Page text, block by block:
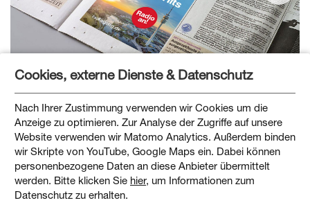
Zurück
Weitere Projekte
Cookies, externe Dienste & Datenschutz
Nach Ihrer Zustimmung verwenden wir Cookies um die
Anzeige zu optimieren. Zur Analyse der Zugriffe auf unsere
Website verwenden wir Matomo Analytics. Außerdem binden
wir Skripte von YouTube, Google Maps ein. Dabei können
personenbezogene Daten an diese Anbieter übermittelt
werden. Bitte klicken Sie hier, um Informationen zum
Datenschutz zu erhalten.